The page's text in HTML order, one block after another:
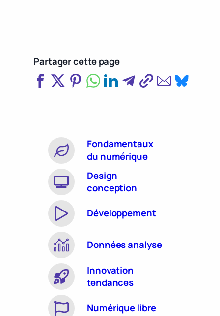
Partager cette page
Fondamentaux
du numérique
Design
conception
Développement
Données analyse
Innovation
tendances
Numérique libre